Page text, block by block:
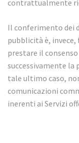
contrattualmente
Il conferimento dei
pubblicità è,
prestare il
successivamente
tale ultimo caso,
comunicazioni
inerenti ai Servizi